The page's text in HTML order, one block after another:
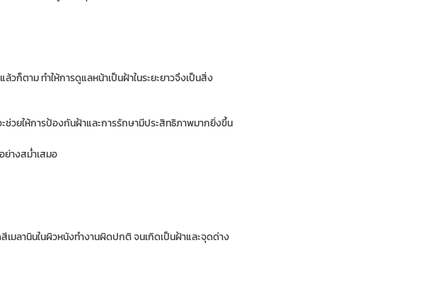
วก็ตาม ทำให้การดูแลหน้าเป็นฝ้าในระยะยาวจึงเป็นสิ่ง
ช่วยให้การป้องกันฝ้าและการรักษามีประสิทธิภาพมากยิ่งขึ้น
ย่างสม่ำเสมอ
เมลานินในผิวหนังทำงานผิดปกติ จนเกิดเป็นฝ้าและจุดด่าง